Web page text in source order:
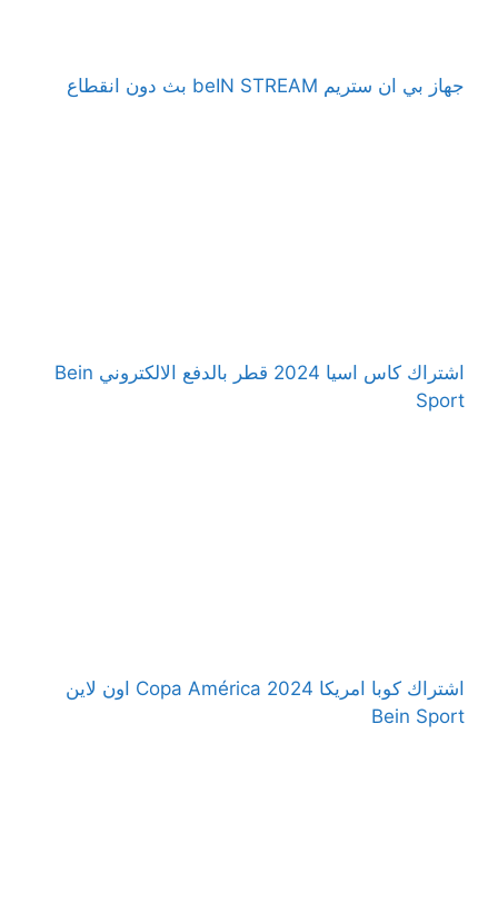
جهاز بي ان ستريم beIN STREAM بث دون انقطاع
اشتراك كاس اسيا 2024 قطر بالدفع الالكتروني Bein
Sport
اشتراك كوبا امريكا 2024 Copa América اون لاين
Bein Sport